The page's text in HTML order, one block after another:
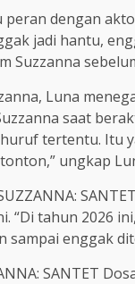
dengan
jadi hantu,
Suzzanna
Luna
saat
tertentu. Itu
ungkap
“Di tahun 2026
sampai enggak
SANTET